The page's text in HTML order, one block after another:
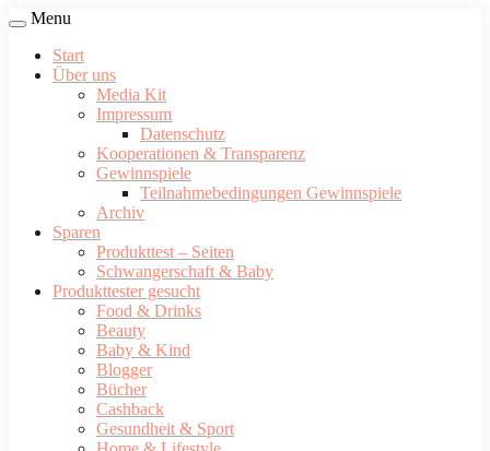
Menu
Start
Über uns
Media Kit
Impressum
Datenschutz
Kooperationen & Transparenz
Gewinnspiele
Teilnahmebedingungen Gewinnspiele
Archiv
Sparen
Produkttest – Seiten
Schwangerschaft & Baby
Produkttester gesucht
Food & Drinks
Beauty
Baby & Kind
Blogger
Bücher
Cashback
Gesundheit & Sport